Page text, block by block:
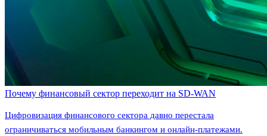
Почему финансовый сектор переходит на SD-WAN
Цифровизация финансового сектора давно перестала
ограничиваться мобильным банкингом и онлайн-платежами.